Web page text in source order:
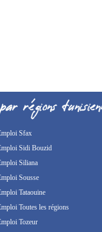
Sfax
Sidi Bouzid
Siliana
Sousse
Tataouine
Toutes les régions
Tozeur